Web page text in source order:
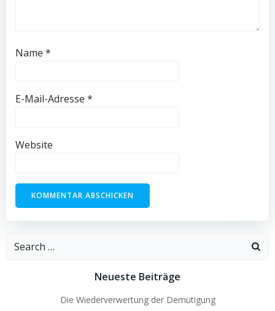
Name *
E-Mail-Adresse *
Website
Search
Neueste Beiträge
Die Wiederverwertung der Demütigung